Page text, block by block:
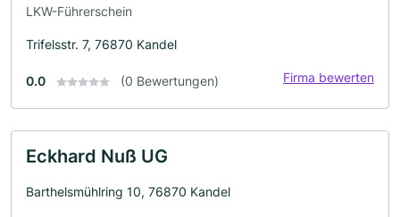
LKW-Führerschein
Trifelsstr. 7, 76870 Kandel
0.0 (0 Bewertungen) Firma bewerten
Eckhard Nuß UG
Barthelsmühlring 10, 76870 Kandel